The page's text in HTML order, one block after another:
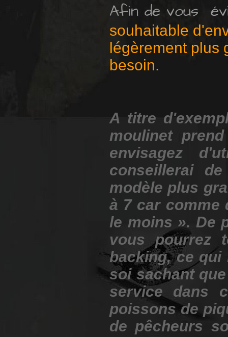
Afin de vous
souhaitable
légèrement plus
besoin.
A titre
moulinet
envisagez
conseillerai
modèle plus
à 7 car comme
le moins ». De
vous pourrez
backing, ce qui
soi sachant
service dans
poissons de
de pêcheurs